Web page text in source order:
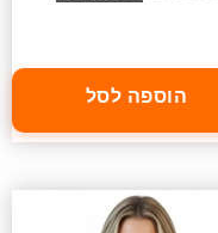
הוספה לסל